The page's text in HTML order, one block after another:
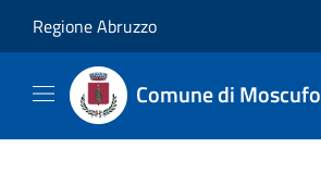
Regione Abruzzo
Comune di Moscufo